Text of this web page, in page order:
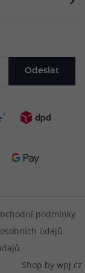
Odeslat
podmínky
údajů
Shop by wpj.cz